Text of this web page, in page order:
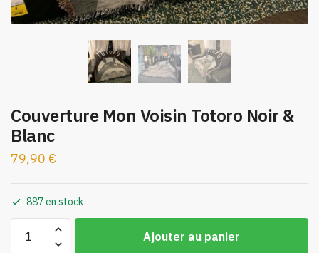
Couverture Mon Voisin Totoro Noir &
Blanc
79,90 €
887 en stock
Ajouter au panier